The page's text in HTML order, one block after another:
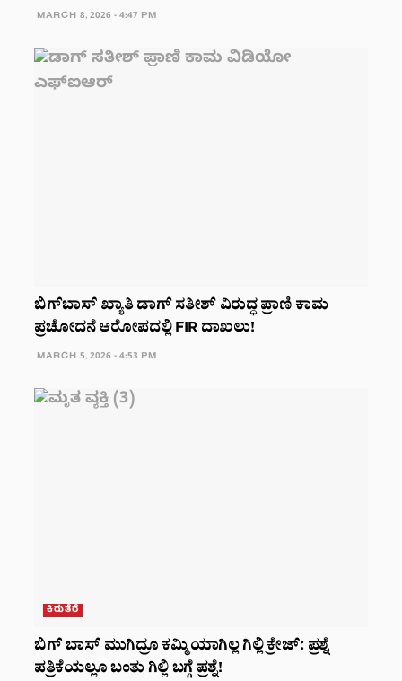
MARCH 8, 2026 - 4:47 PM
ಬಿಗ್‌ಬಾಸ್ ಖ್ಯಾತಿ ಡಾಗ್ ಸತೀಶ್ ವಿರುದ್ಧ ಪ್ರಾಣಿ ಕಾಮ
ಪ್ರಚೋದನೆ ಆರೋಪದಲ್ಲಿ FIR ದಾಖಲು!
MARCH 5, 2026 - 4:53 PM
ಕಿರುತೆರೆ
ಬಿಗ್ ಬಾಸ್ ಮುಗಿದ್ರೂ ಕಮ್ಮಿಯಾಗಿಲ್ಲ ಗಿಲ್ಲಿ ಕ್ರೇಜ್: ಪ್ರಶ್ನೆ
ಪತ್ರಿಕೆಯಲ್ಲೂ ಬಂತು ಗಿಲ್ಲಿ ಬಗ್ಗೆ ಪ್ರಶ್ನೆ!